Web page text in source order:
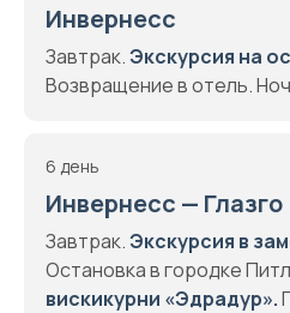
Инвернесс
Завтрак.Экскурсия на
Возвращение в отель.
6 день
Инвернесс — Глазго
Завтрак.Экскурсия в
Остановка в городке
вискикурни «Эдрадур».